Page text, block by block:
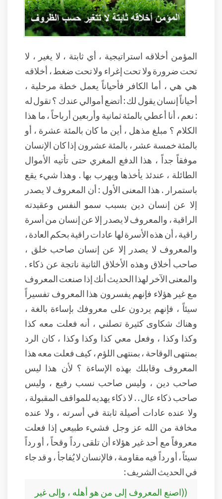
المؤمن أخلاقه استراتيجية ، أي ثابتة ، لا يغير ، لا
تحت ضرورة ولا تحت إغراء ولا تحت ضغط ، أخلاقه
هي هي ، أما الكافر فأحياناً يعمل خطة مرحلية ،
أحياناً إنسان يقول لك : أتضع أموالي عندك ؟ تقول له
: نعم ، أنا أعطي بالمئة ثمانية وأربعين أرباحاً ، ما هذا
الكلام ؟ مبلغ مذهل ، أين ما كان بالمئة عشرة ، أو
بالمئة خمسة عشر ، بالمئة عشرون إذا كان الإنسان
موفقاً جداً ، هذا الدفع المغري حتى تأتيه الأموال
الطائلة ، عندئذ يأخذها ويهرب بها . وهذا شيء يقع
باستمرار . هذا المعنى الأول : أن المعروف لا يصدر
إلا عن إنسان دين بسبب سمو النفس وعقيدته
الراقية ، والمعروف لا يصدر إلا عن إنسان من أسرة
راقية ، أن هذه الأسرة لها عادات راقية بحكم العادة ،
والمعروف لا يصدر إلا عن إنسان صاحب خلق ،
صاحب أخلاق وهذه الأخلاق الثانية ناتجة عن ذكاء .
والمعنى الآخر لهذا الحديث أنك إذا صنعت المعروف
مع غير هؤلاء فإنهم يفسرون هذا المعروف تفسيراً
سيئاً ، فإنهم يردون على معروفك بإساءة بالغة ،
وهناك شكاوى كثيرة تصلني ، أنه فعلت معه كذا
وكذا وكذا ، وفعل معي كذا وكذا وكذا ، كان الرد
بمنتهى الوقاحة ، بمنتهى اللؤم ، كيف فعلت معه هذا
المعروف وقابلك بهذه الإساءة ؟ لأن هذا ليس
صاحب دين ، وليس صاحب نسب رفيع ، وليس
صاحب ذكاء عال . . لا ذكاء يهديه للمواقف المقبولة ،
ولا عنده عادات أصيلة ثابتة في أسرته ، ولا عنده
مخافة من الله عز وجل فشيء طبيعي إذا فعلت
معروفاً مع أحد غير هؤلاء أن تلقى رداً وقحاً ، أو رداً
سيئاً ، أو رداً فيه مقاومة ، فالإنسان لا يُفاجأ ، و قد جاء
في الحديث الشريف :
((اصنع المعروف إلى من هو أهله ، وإلى غير